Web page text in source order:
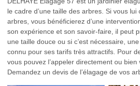
le cadre d’une taille des arbres. Si vous lui
arbres, vous bénéficierez d’une
son expérience et son savoir-faire, il peut
une taille douce ou si c’est nécessaire,
connu pour ses tarifs très attractifs. Pour
vous pouvez l’appeler directement ou bien
Demandez un devis de l’élagage de vos